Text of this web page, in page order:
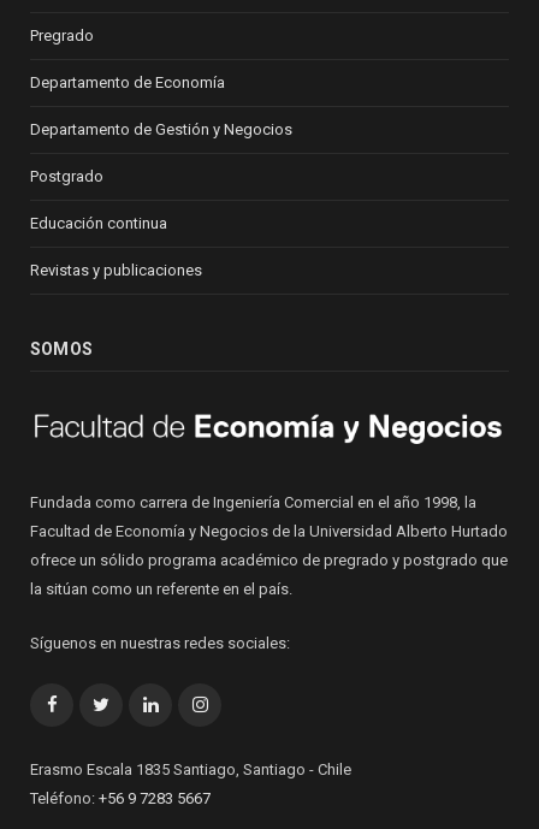
Pregrado
Departamento de Economía
Departamento de Gestión y Negocios
Postgrado
Educación continua
Revistas y publicaciones
SOMOS
Fundada como carrera de Ingeniería Comercial en el año 1998, la
Facultad de Economía y Negocios de la Universidad Alberto Hurtado
ofrece un sólido programa académico de pregrado y postgrado que
la sitúan como un referente en el país.
Síguenos en nuestras redes sociales:
FacebookTwitterLinkedInInstagram
Erasmo Escala 1835 Santiago, Santiago - Chile
Teléfono: +56 9 7283 5667